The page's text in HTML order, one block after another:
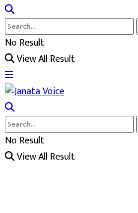
No Result
View All Result
No Result
View All Result